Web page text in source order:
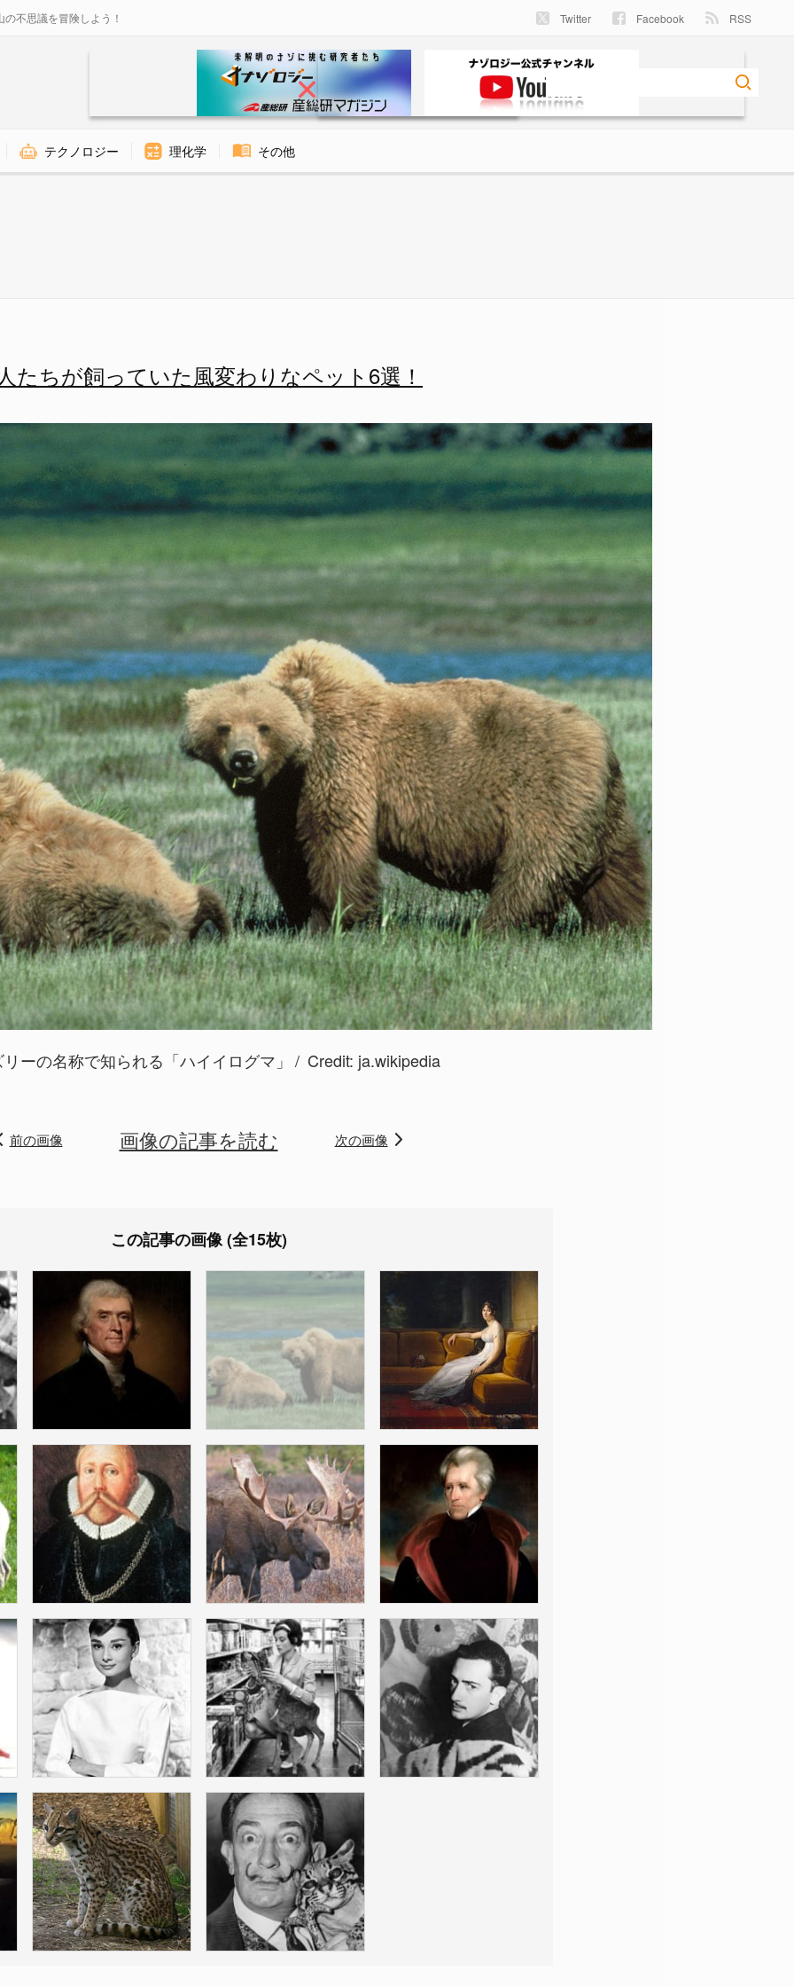
不思議を冒険しよう！ Twitter Facebook RSS
テクノロジー 理化学 その他
たちが飼っていた風変わりなペット6選！
ーの名称で知られる「ハイイログマ」 Credit: ja.wikipedia
前の画像 画像の記事を読む 次の画像
この記事の画像 (全15枚)